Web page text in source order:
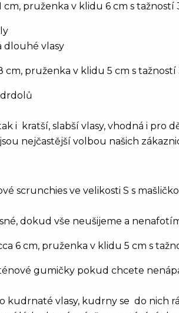
cm, pruženka v klidu 6 cm s tažností
dlouhé vlasy
cm, pruženka v klidu 5 cm s tažností
i kratší, slabší vlasy, vhodná i pro
nejčastější volbou našich
scrunchies ve velikosti S s
dokud vše neušijeme a
6 cm, pruženka v klidu 5 cm s
gumičky pokud chcete
kudrnaté vlasy, kudrny se do nich